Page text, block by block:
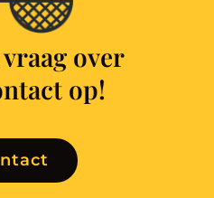
over
op!